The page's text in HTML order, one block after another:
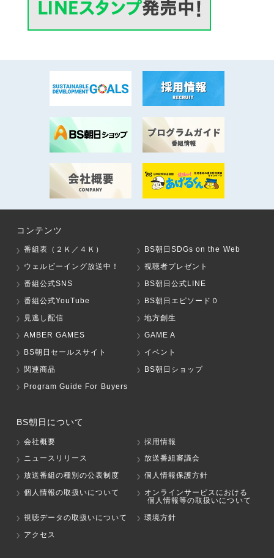
コンテンツ
番組表（２Ｋ／４Ｋ）
BS朝日SDGs on the Web
ウェルビーイング放送中！
視聴者プレゼント
番組公式SNS
BS朝日公式LINE
番組公式YouTube
BS朝日エピソード０
見逃し配信
地方創生
AMBER GAMES
GAME A
BS朝日セールスサイト
イベント
関連商品
BS朝日ショップ
Program Guide For Buyers
BS朝日について
会社概要
採用情報
ニュースリリース
放送番組審議会
放送番組の種別の公表制度
個人情報保護方針
個人情報の取扱いについて
オンラインサービスにおける
個人情報等の取扱いについて
視聴データの取扱いについて
環境方針
アクセス